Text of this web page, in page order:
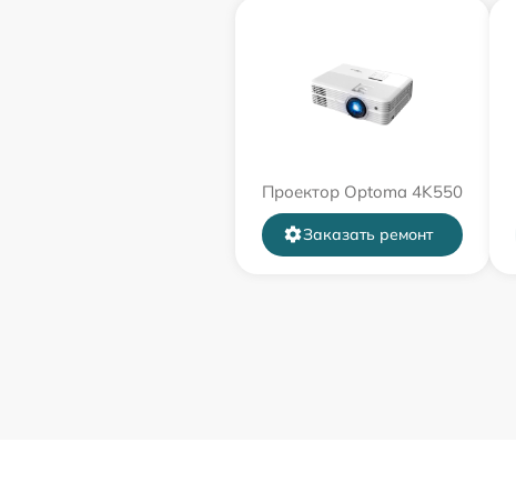
Проектор Optoma 4K550
Заказать ремонт